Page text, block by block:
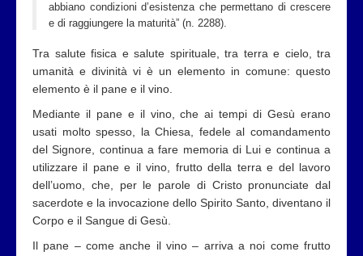
abbiano condizioni d’esistenza che permettano di crescere
e di raggiungere la maturità” (n. 2288).
Tra salute fisica e salute spirituale, tra terra e cielo, tra
umanità e divinità vi è un elemento in comune: questo
elemento è il pane e il vino.
Mediante il pane e il vino, che ai tempi di Gesù erano
usati molto spesso, la Chiesa, fedele al comandamento
del Signore, continua a fare memoria di Lui e continua a
utilizzare il pane e il vino, frutto della terra e del lavoro
dell’uomo, che, per le parole di Cristo pronunciate dal
sacerdote e la invocazione dello Spirito Santo, diventano il
Corpo e il Sangue di Gesù.
Il pane – come anche il vino – arriva a noi come frutto